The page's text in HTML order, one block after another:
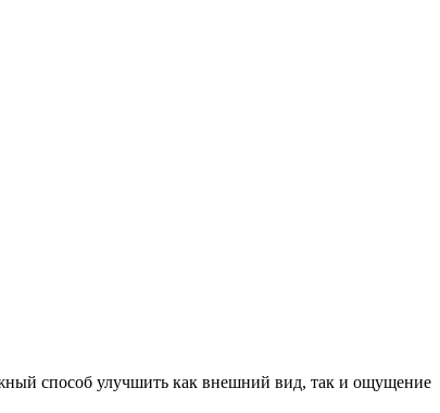
способ улучшить как внешний вид, так и ощущение